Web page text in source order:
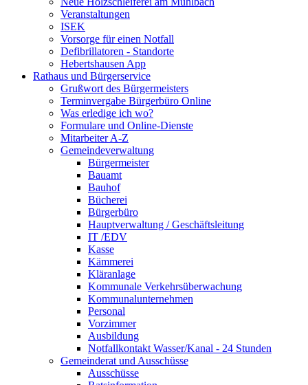
Veranstaltungen
ISEK
Vorsorge für einen Notfall
Defibrillatoren - Standorte
Hebertshausen App
Rathaus und Bürgerservice
Grußwort des Bürgermeisters
Terminvergabe Bürgerbüro Online
Was erledige ich wo?
Formulare und Online-Dienste
Mitarbeiter A-Z
Gemeindeverwaltung
Bürgermeister
Bauamt
Bauhof
Bücherei
Bürgerbüro
Hauptverwaltung / Geschäftsleitung
IT /EDV
Kasse
Kämmerei
Kläranlage
Kommunale Verkehrsüberwachung
Kommunalunternehmen
Personal
Vorzimmer
Ausbildung
Notfallkontakt Wasser/Kanal - 24 Stunden
Gemeinderat und Ausschüsse
Ausschüsse